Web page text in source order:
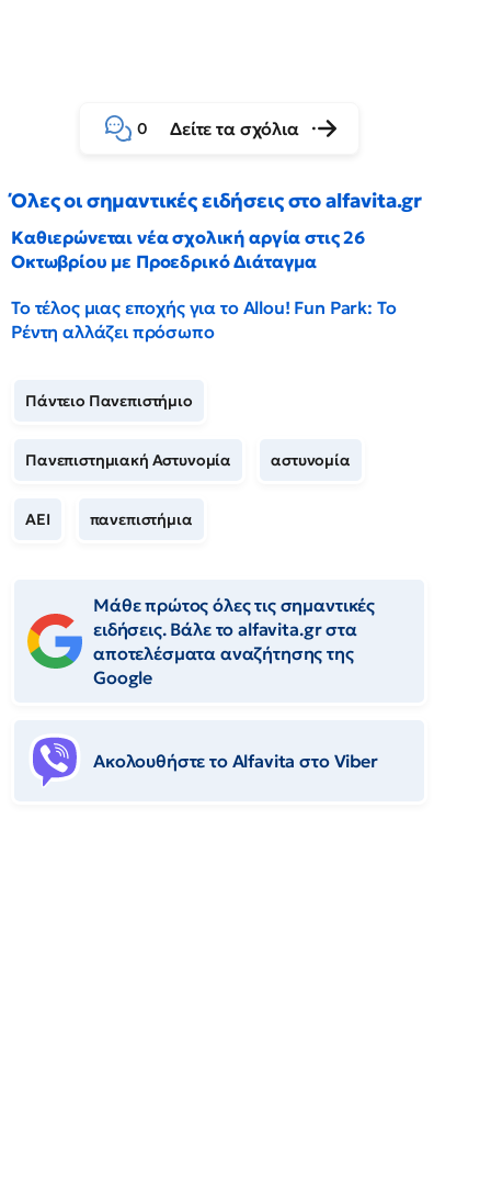
0 Δείτε τα σχόλια
Όλες οι σημαντικές ειδήσεις στο alfavita.gr
Καθιερώνεται νέα σχολική αργία στις 26
Οκτωβρίου με Προεδρικό Διάταγμα
Το τέλος μιας εποχής για το Allou! Fun Park: Το
Ρέντη αλλάζει πρόσωπο
Πάντειο Πανεπιστήμιο
Πανεπιστημιακή Αστυνομία αστυνομία
ΑΕΙ πανεπιστήμια
Μάθε πρώτος όλες τις σημαντικές
ειδήσεις. Βάλε το alfavita.gr στα
αποτελέσματα αναζήτησης της
Google
Ακολουθήστε το Αlfavita στο Viber